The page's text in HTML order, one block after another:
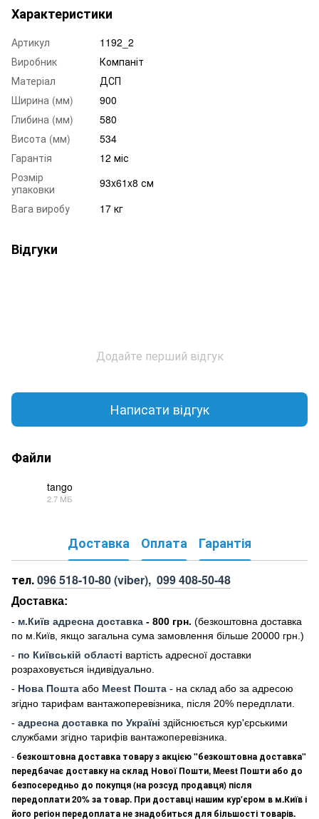
Характеристики
Артикул
1192_2
Виробник
Компаніт
Матеріал
ДСП
Ширина (мм)
900
Глибина (мм)
580
Висота (мм)
534
Гарантія
12 міс
Розмір
упаковки
93x61x8 см
Вага виробу
17 кг
Відгуки
Додайте перший відгук
Написати відгук
Файли
tango
2.7 МБ
Доставка Оплата Гарантія
тел.096 518-10-80(viber), 099 408-50-48
Доставка:
- м.Київ адресна доставка - 800 грн. (безкоштовна доставка
по м.Київ, якщо загальна сума замовлення більше 20000 грн .)
- по Київській області вартість адресної доставки
розраховується індивідуально.
- Нова Пошта або Meest Пошта - на склад або за адресою
згідно тарифам вантажоперевізника, після 20% передплати.
- адресна доставка по Україні здійснюється кур'єрськими
службами згідно тарифів вантажоперевізника.
- безкоштовна доставка товару з акцією "безкоштовна доставка"
передбачає доставку на склад Нової Пошти, Meest Пошти або до
безпосередньо до покупця (на розсуд продавця) після
передоплати 20% за товар. При доставці нашим кур'єром в м.Київ і
його регіон передоплата не знадобиться для більшості товарів.